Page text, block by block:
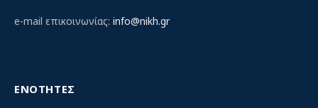
e-mail επικοινωνίας: info@nikh.gr
ΕΝΟΤΗΤΕΣ